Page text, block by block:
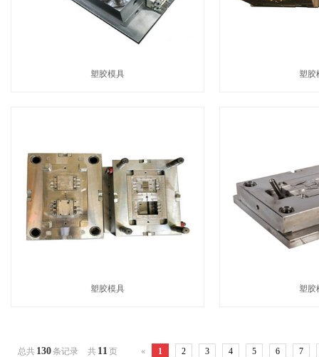
塑胶模具 塑胶
塑胶模具 塑胶
总共 130条记录 共 11 页 « 1 2 3 4 5 6 7